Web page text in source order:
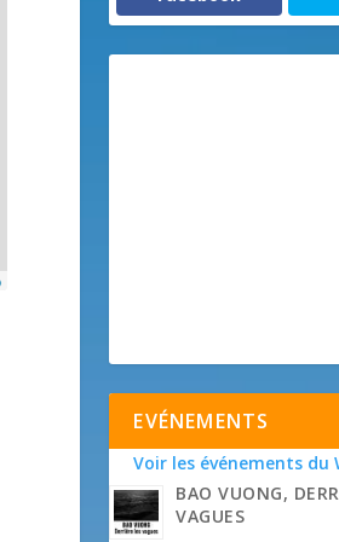
EVÉNEMENTS
Voir les événements du
BAO VUONG,
VAGUES